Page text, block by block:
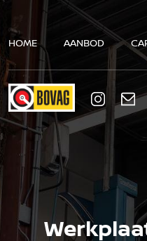
HOME AANBOD